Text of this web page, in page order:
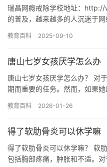
瑞昌网瘾戒除学校地址：
的普及，越来越多的人沉迷于
教育百科 2025-09-10
唐山七岁女孩厌学怎么办
唐山七岁女孩厌学怎么办？ 对
期而重要的任务。然而，如果
厌学…
教育百科 2026-01-26
得了软肋骨炎可以休学嘛
得了软肋骨炎可以休学嘛？ 软
包括胸部疼痛，肿胀和不适。